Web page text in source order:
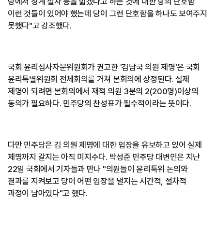
이런 것들이 있어야 했는데 당이 그런 단호함을 하나도 보여주지
못했다"고 강조했다.
국회 윤리심사자문위원회가 권고한 '김남국 의원 제명'은 국회
윤리특별위원회 전체회의를 거쳐 본회의에 상정된다. 실제
제명이 되려면 본회의에서 재적 의원 3분의 2(200명)이상의
동의가 필요하다. 민주당의 찬성표가 필수적이라는 뜻이다.
다만 민주당은 김 의원 제명에 대한 입장을 유보하고 있어 실제
제명까지 갈지는 아직 미지수다. 박성준 민주당 대변인은 지난
22일 국회에서 기자들과 만나 "의원들이 윤리특위 논의와
결과를 지켜보고 당이 어떤 입장을 낼지는 시간적, 절차적
과정이 남아있다"고 했다.